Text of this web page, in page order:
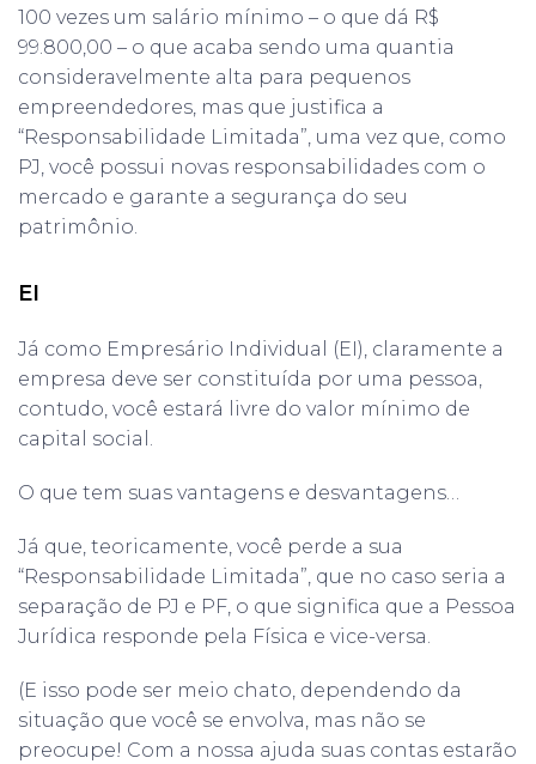
100 vezes um salário mínimo – o que dá R$
99.800,00 – o que acaba sendo uma quantia
consideravelmente alta para pequenos
empreendedores, mas que justifica a
“Responsabilidade Limitada”, uma vez que, como
PJ, você possui novas responsabilidades com o
mercado e garante a segurança do seu
patrimônio.
EI
Já como Empresário Individual (EI), claramente a
empresa deve ser constituída por uma pessoa,
contudo, você estará livre do valor mínimo de
capital social.
O que tem suas vantagens e desvantagens…
Já que, teoricamente, você perde a sua
“Responsabilidade Limitada”, que no caso seria a
separação de PJ e PF, o que significa que a Pessoa
Jurídica responde pela Física e vice-versa.
(E isso pode ser meio chato, dependendo da
situação que você se envolva, mas não se
preocupe! Com a nossa ajuda suas contas estarão